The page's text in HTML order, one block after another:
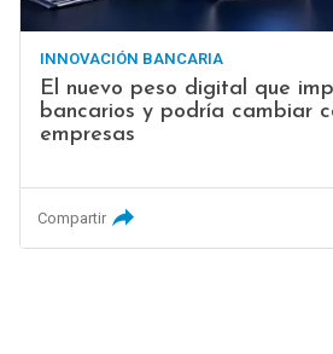
INNOVACIÓN BANCARIA
El nuevo peso digital que
bancarios y podría cambiar
empresas
Compartir